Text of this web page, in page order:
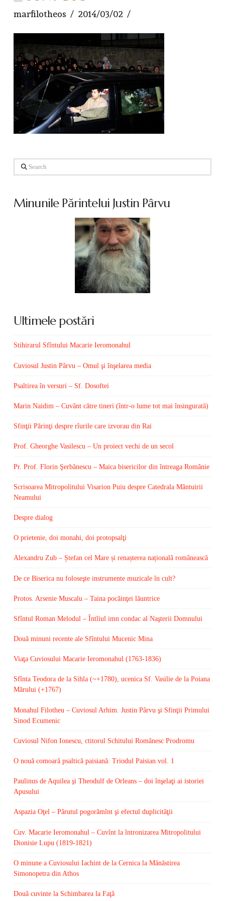
marfilotheos 2014/03/02
Search
Minunile Părintelui Justin Pârvu
Ultimele postări
Stihirarul Sfîntului Macarie Ieromonahul
Cuviosul Justin Pârvu – Omul şi înşelarea media
Psaltirea în versuri – Sf. Dosoftei
Marin Naidim – Cuvânt către tineri (într-o lume tot mai însingurată)
Sfinţii Părinţi despre rîurile care izvorau din Rai
Prof. Gheorghe Vasilescu – Un proiect vechi de un secol
Pr. Prof. Florin Şerbănescu – Maica bisericilor din întreaga Românie
Scrisoarea Mitropolitului Visarion Puiu despre Catedrala Mântuirii
Neamului
Despre dialog
O prietenie, doi monahi, doi protopsalţi
Alexandru Zub – Ștefan cel Mare și renașterea națională românească
De ce Biserica nu foloseşte instrumente muzicale în cult?
Protos. Arsenie Muscalu – Taina pocăinţei lăuntrice
Sfîntul Roman Melodul – Întîiul imn condac al Naşterii Domnului
Două minuni recente ale Sfîntului Mucenic Mina
Viaţa Cuviosului Macarie Ieromonahul (1763-1836)
Sfînta Teodora de la Sihla (~+1780), ucenica Sf. Vasilie de la Poiana
Mărului (+1767)
Monahul Filotheu – Cuviosul Arhim. Justin Pârvu şi Sfinţii Primului
Sinod Ecumenic
Cuviosul Nifon Ionescu, ctitorul Schitului Românesc Prodromu
O nouă comoară psaltică paisiană: Triodul Paisian vol. 1
Paulinus de Aquilea şi Theodulf de Orleans – doi înşelaţi ai istoriei
Apusului
Aspazia Oţel – Părutul pogorămînt şi efectul duplicităţii
Cuv. Macarie Ieromonahul – Cuvînt la întronizarea Mitropolitului
Dionisie Lupu (1819-1821)
O minune a Cuviosului Iachint de la Cernica la Mănăstirea
Simonopetra din Athos
Două cuvinte la Schimbarea la Faţă